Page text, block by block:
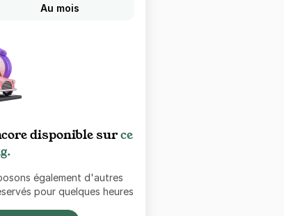
Au mois
disponible surce
également d'autres
pour quelques heures